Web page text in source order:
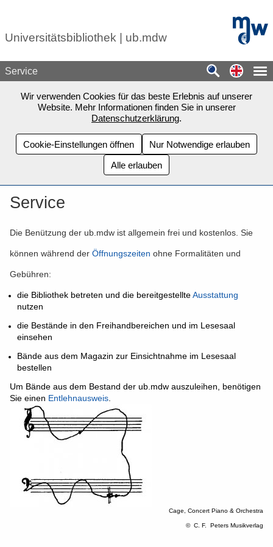
Universitätsbibliothek | ub.mdw
mdw -
Service
Wir verwenden Cookies für das beste Erlebnis auf unserer
Website. Mehr Informationen finden Sie in unserer
Datenschutzerklärung.
Cookie-Einstellungen öffnen
Nur Notwendige erlauben
Alle erlauben
Service
Die Benützung der ub.mdw ist allgemein frei und kostenlos. Sie
können während der Öffnungszeiten ohne Formalitäten und
Gebühren:
die Bibliothek betreten und die bereitgestellteAusstattung
nutzen
die Bestände in den Freihandbereichen und im Lesesaal
einsehen
Bände aus dem Magazin zur Einsichtnahme im Lesesaal
bestellen
Um Bände aus dem Bestand der ub.mdw auszuleihen, benötigen
Sie einen Entlehnausweis
Cage, Concert Piano & Orchestra
© C. F. Peters Musikverlag